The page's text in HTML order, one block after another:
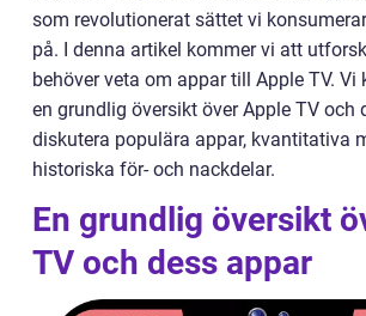
som revolutionerat sättet vi
på. I denna artikel kommer vi att
behöver veta om appar till Apple TV. Vi
en grundlig översikt över Apple TV och
diskutera populära appar, kvantitativa
historiska för- och nackdelar.
En grundlig översikt
TV och dess appar